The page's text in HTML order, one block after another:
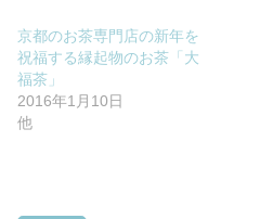
京都のお茶専門店の新年を
祝福する縁起物のお茶「大
福茶」
2016年1月10日
他